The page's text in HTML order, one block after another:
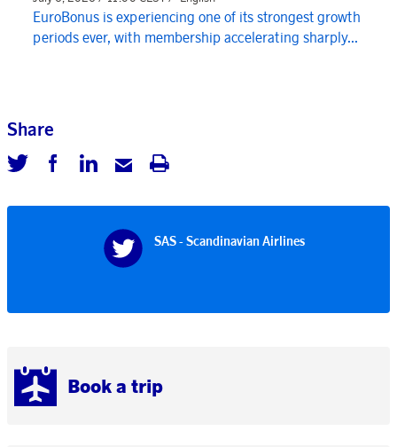
Book a trip
EuroBonus is experiencing one of its strongest growth
periods ever, with membership accelerating sharply...
Share
SAS - Scandinavian Airlines